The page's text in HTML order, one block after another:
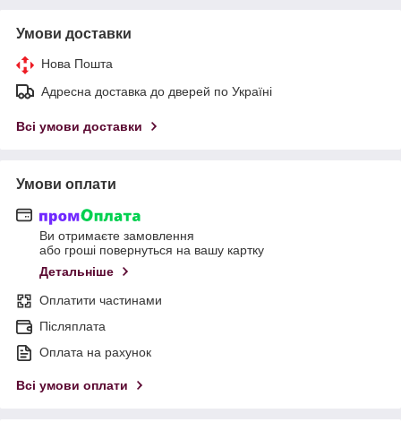
Умови доставки
Нова Пошта
Адресна доставка до дверей по Україні
Всі умови доставки
Умови оплати
Ви отримаєте замовлення
або гроші повернуться на вашу картку
Детальніше
Оплатити частинами
Післяплата
Оплата на рахунок
Всі умови оплати